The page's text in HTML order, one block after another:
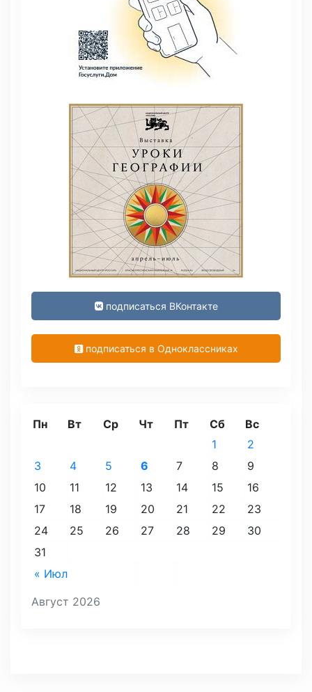
подписаться ВКонтакте
подписаться в Одноклассниках
Август 2026
Пн Вт Ср Чт Пт Сб Вс
« Июл
1
2
3
4 5 6 7 8
9
10
11 12 13 14 15
16
17
18 19 20 21 22
23
24
25 26 27 28 29
30
31